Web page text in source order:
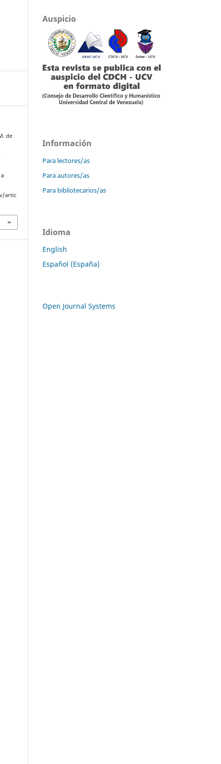
de
artic
Auspicio
Información
Para lectores/as
Para autores/as
Para bibliotecarios/as
Idioma
English
Español (España)
Open Journal Systems